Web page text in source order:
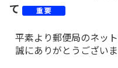
て
平素より郵便局のネッ
誠にありがとうございま